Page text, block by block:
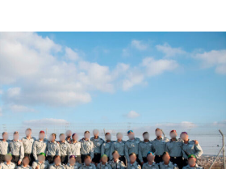
חדשות אחרונות